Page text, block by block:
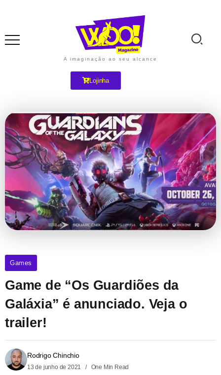
A imaginação ao seu alcance
Lojinha
Games
Game de “Os Guardiões da
Galáxia” é anunciado. Veja o
trailer!
Rodrigo Chinchio
13 de junho de 2021 One Min Read